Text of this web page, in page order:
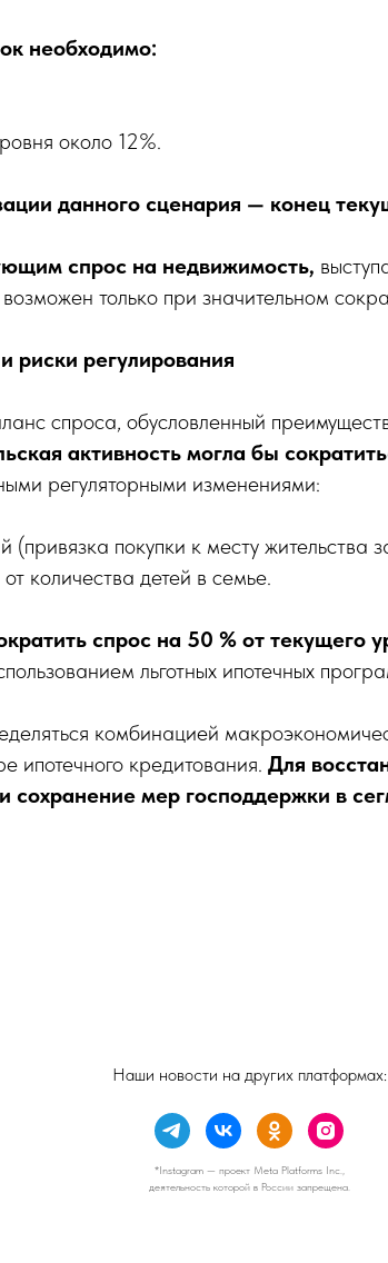
необходимо:
около 12%.
данного сценария — конец
спрос на недвижимость,
только при значительном
риски регулирования
спроса, обусловленный
активность могла бы
регуляторными изменениями:
покупки к месту жительства
количества детей в семье.
спрос на 50 % от текущего
льготных ипотечных
комбинацией
ипотечного кредитования. Для
мер господдержки в
Наши новости на других платформах:
*Instagram — проект Meta Platforms Inc.,
деятельность которой в России запрещена.